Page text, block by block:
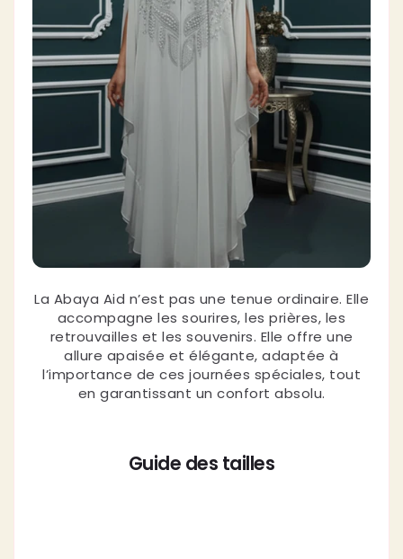
La Abaya Aid n’est pas une tenue ordinaire. Elle
accompagne les sourires, les prières, les
retrouvailles et les souvenirs. Elle offre une
allure apaisée et élégante, adaptée à
l’importance de ces journées spéciales, tout
en garantissant un confort absolu.
Guide des tailles